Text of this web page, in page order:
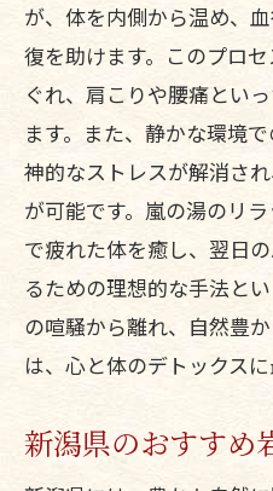
身体を芯から温
新潟の四季と岩
自然の中での岩
心と体に優しい
静寂の中で過ごす岩
り戻す
静かな空間で得
岩盤浴と瞑想の
心の疲れを癒す
心の平穏を保つ
が、体を内側から温め、
復を助けます。このプロ
ぐれ、肩こりや腰痛とい
ます。また、静かな環境
神的なストレスが解消さ
が可能です。嵐の湯のリ
で疲れた体を癒し、翌日
るための理想的な手法と
の喧騒から離れ、自然豊
は、心と体のデトックス
新潟県のおすすめ